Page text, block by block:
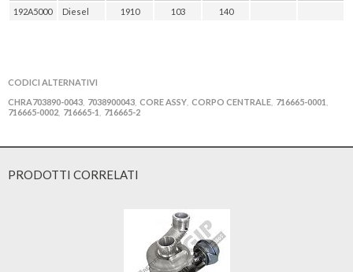
192A5000
Diesel 1910 103 140
CODICI ALTERNATIVI
CHRA703890-0043 7038900043 CORE ASSY CORPO CENTRALE 716665-0001
716665-0002 716665-1 716665-2
PRODOTTI CORRELATI